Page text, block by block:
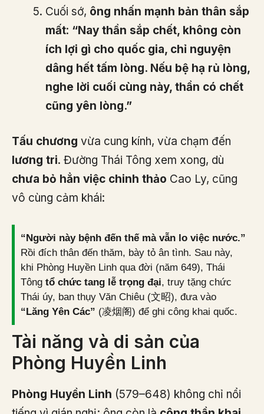
Cuối sớ, ông nhấn mạnh bản thân sắp
mất: “Nay thần sắp chết, không còn
ích lợi gì cho quốc gia, chỉ nguyện
dâng hết tấm lòng. Nếu bệ hạ rủ lòng,
nghe lời cuối cùng này, thần có chết
cũng yên lòng.”
Tấu chương vừa cung kính, vừa chạm đến
lương tri. Đường Thái Tông xem xong, dù
chưa bỏ hẳn việc chinh thảo Cao Ly, cũng
vô cùng cảm khái:
“Người này bệnh đến thế mà vẫn lo việc nước.”
Rồi đích thân đến thăm, bày tỏ ân tình. Sau này,
khi Phòng Huyền Linh qua đời (năm 649), Thái
Tông tổ chức tang lễ trọng đại, truy tặng chức
Thái úy, ban thụy Văn Chiêu (文昭), đưa vào
“Lăng Yên Các” (凌烟阁) để ghi công khai quốc.
Tài năng và di sản của
Phòng Huyền Linh
Phòng Huyền Linh (579–648) không chỉ nổi